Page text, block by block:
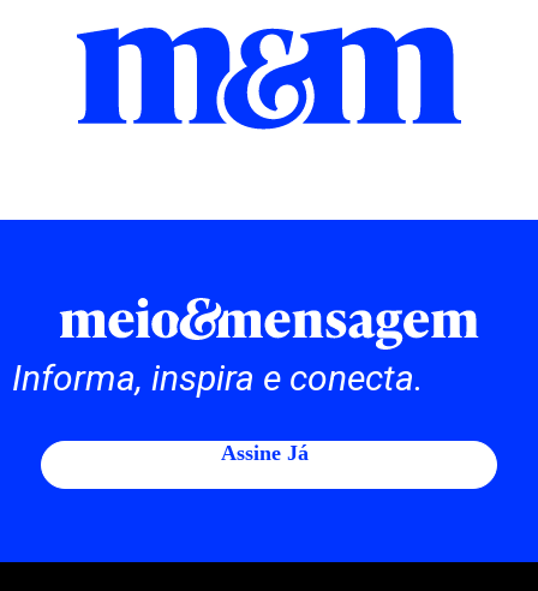
Informa, inspira e conecta.
Assine Já